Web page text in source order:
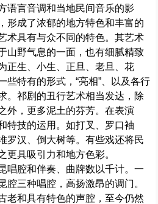
语言音调和当地民间音乐的影
形成了浓郁的地方特色和丰富的
术具有与众不同的特色。其艺术
山野气息的一面，也有细腻精致
正生、小生、正旦、老旦、花
些特有的形式，“亮相”、以及各行
。祁剧的丑行艺术相当发达，除
外，更多泥土的芬芳。在表演
特技的运用。如打叉、罗口袖
罗汉、倒大树等。有些戏还将民
更具吸引力和地方色彩。
唱腔和伴奏、曲牌数以千计。一
腔三种唱腔，高扬激昂的调门。
老和具有特色的声腔，至今仍然